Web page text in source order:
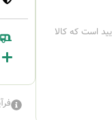
است که کالا